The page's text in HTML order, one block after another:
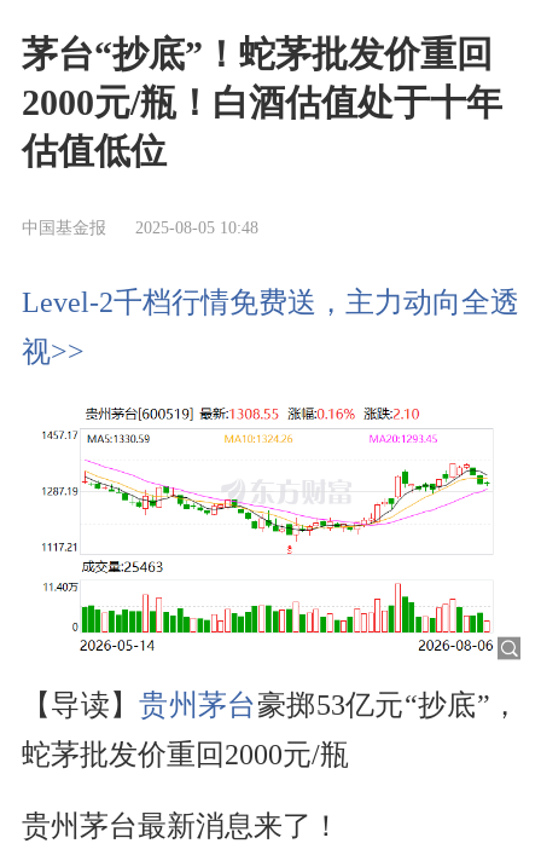
茅台“抄底”！蛇茅批发价重回
2000元/瓶！白酒估值处于十年
估值低位
中国基金报 2025-08-05 10:48
Level-2千档行情免费送，主力动向全透
视>>
【导读】贵州茅台豪掷53亿元“抄底”，
蛇茅批发价重回2000元/瓶
贵州茅台最新消息来了！